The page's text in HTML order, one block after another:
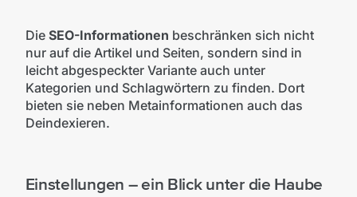
Die SEO-Informationen beschränken sich nicht
nur auf die Artikel und Seiten, sondern sind in
leicht abgespeckter Variante auch unter
Kategorien und Schlagwörtern zu finden. Dort
bieten sie neben Metainformationen auch das
Deindexieren.
Einstellungen – ein Blick unter die Haube